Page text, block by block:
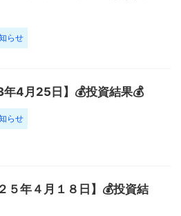
らせ
年4月25日】💰投資結果💰
らせ
５年４月１８日】💰投資結